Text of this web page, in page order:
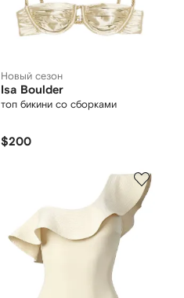
Новый сезон
Isa Boulder
топ бикини со сборками
$200